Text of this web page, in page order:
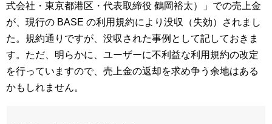
式会社・東京都港区・代表取締役 鶴岡裕太）」での売上金
が、現行の BASE の利用規約により没収（失効）されまし
た。規約通りですが、没収された事例として記しておきま
す。ただ、明らかに、ユーザーに不利益な利用規約の改定
を行っていますので、売上金の返却を求め争う余地はある
かもしれません。